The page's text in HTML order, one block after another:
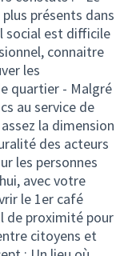
présents dans
social est difficile
connaitre
les
quartier - Malgré
au service de
la dimension
des acteurs
les personnes
avec votre
le 1er café
de proximité pour
citoyens et